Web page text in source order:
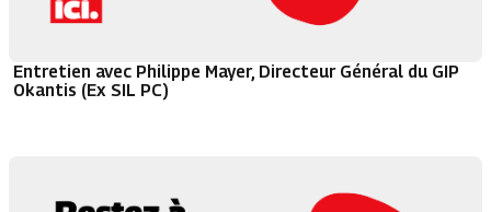
Entretien avec Philippe Mayer, Directeur Général du GIP
Okantis (Ex SIL PC)